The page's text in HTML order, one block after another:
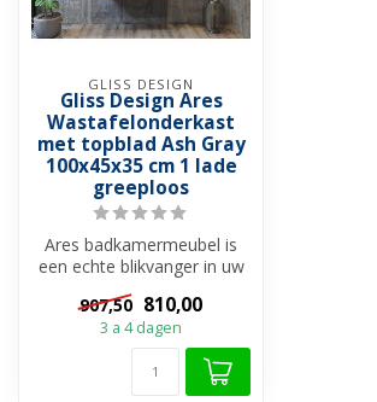
GLISS DESIGN
Gliss Design Ares
Wastafelonderkast
met topblad Ash Gray
100x45x35 cm 1 lade
greeploos
Ares badkamermeubel is
een echte blikvanger in uw
badkamer. Het meubel is
gemaa...
907,50 810,00
3 a 4 dagen